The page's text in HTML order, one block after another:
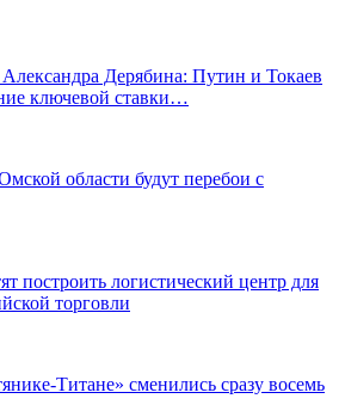
Александра Дерябина: Путин и Токаев
ключевой ставки…
области будут перебои с
построить логистический центр для
торговли
Титане» сменились сразу восемь